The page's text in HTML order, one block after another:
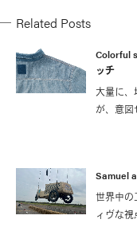
Related Posts
Colorful
ッチ
大量に、
が、意
Samuel
世界中の
ィヴな